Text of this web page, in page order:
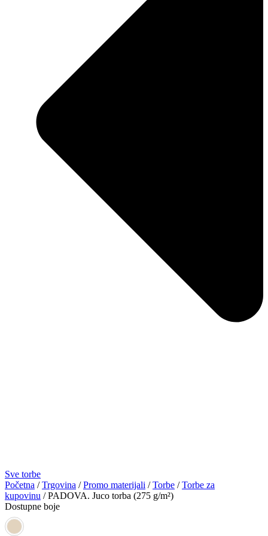
Sve torbe
Početna /Trgovina /Promo materijali /Torbe /Torbe za
kupovinu / PADOVA. Juco torba (275 g/m²)
Dostupne boje